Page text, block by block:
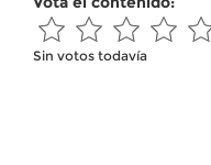
Sin votos todavía